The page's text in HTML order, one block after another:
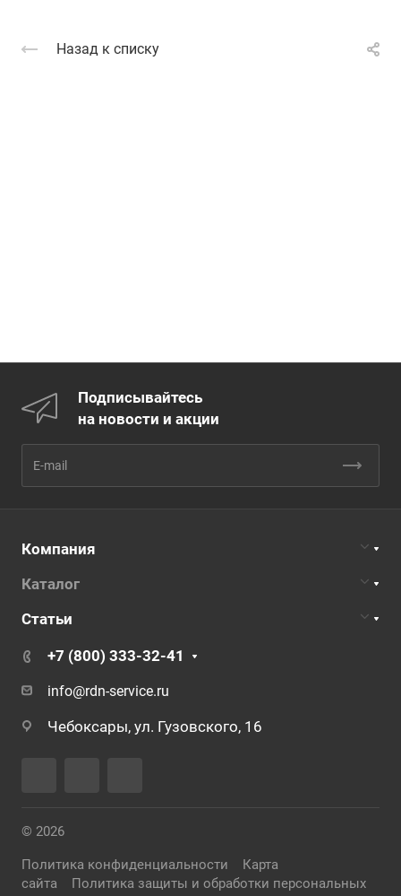
Назад к списку
Подписывайтесь
на новости и акции
Компания
Каталог
Статьи
+7 (800) 333-32-41
info@rdn-service.ru
Чебоксары, ул. Гузовского, 16
© 2026
Политика конфиденциальности
Карта
сайта
Политика защиты и обработки персональных